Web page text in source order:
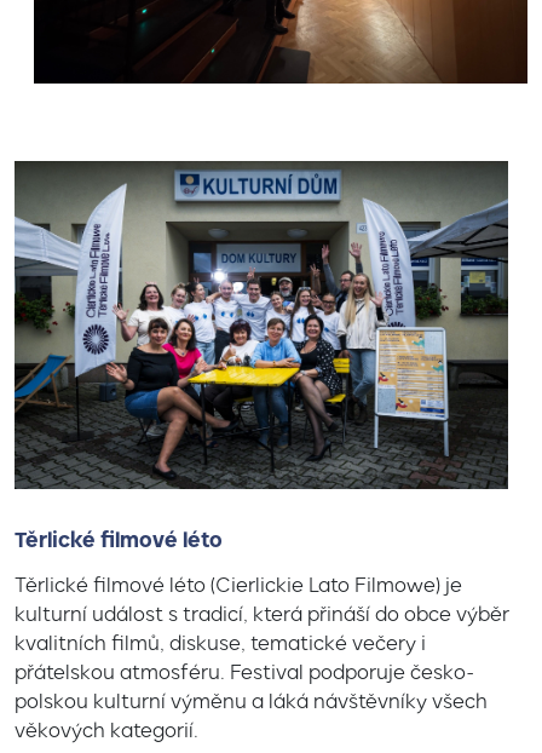
Těrlické filmové léto
Těrlické filmové léto (Cierlickie Lato Filmowe) je
kulturní událost s tradicí, která přináší do obce výběr
kvalitních filmů, diskuse, tematické večery i
přátelskou atmosféru. Festival podporuje česko-
polskou kulturní výměnu a láká návštěvníky všech
věkových kategorií.